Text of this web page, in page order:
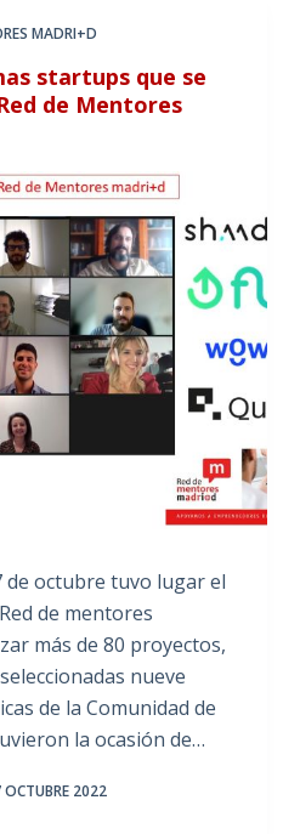
MADRI+D
startups que se
de Mentores
de octubre tuvo lugar el
de mentores
más de 80 proyectos,
nueve
de la Comunidad de
la ocasión de…
OCTUBRE 2022